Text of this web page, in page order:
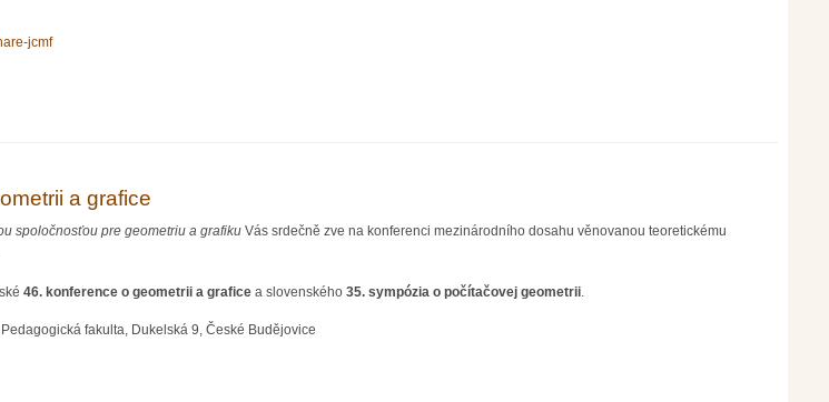
jcmf
a grafice
spoločnosťou pre geometriu a grafiku Vás srdečně zve na konferenci mezinárodního dosahu věnovanou teoretickému
46. konference o geometrii a grafice a slovenského 35. sympózia o počítačovej geometrii
fakulta, Dukelská 9, České Budějovice